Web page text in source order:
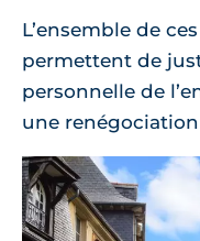
L’ensemble de
permettent de
personnelle de
une